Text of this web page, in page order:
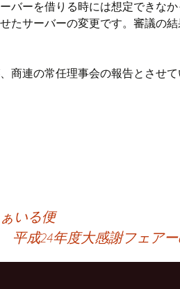
バーを借りる時には想定できなか
たサーバーの変更です。審議の
商連の常任理事会の報告とさせて
いる便
平成24年度大感謝フェア